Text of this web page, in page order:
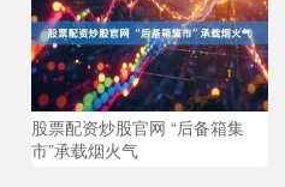
股票配资炒股官网 “后备箱集
市”承载烟火气